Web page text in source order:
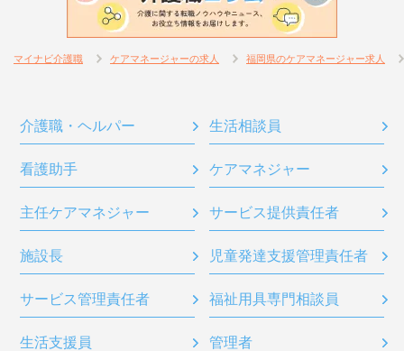
マイナビ介護職 ケアマネージャーの求人 福岡県のケアマネージャー求人
介護職・ヘルパー 生活相談員
看護助手 ケアマネジャー
主任ケアマネジャー サービス提供責任者
施設長 児童発達支援管理責任者
サービス管理責任者 福祉用具専門相談員
生活支援員 管理者